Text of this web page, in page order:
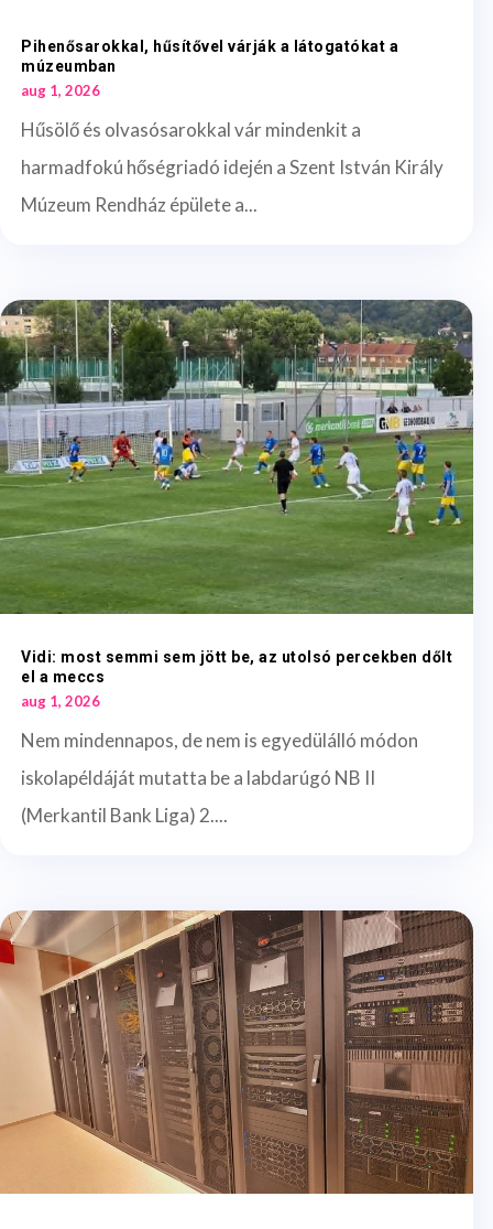
Pihenősarokkal, hűsítővel várják a látogatókat a
múzeumban
aug 1, 2026
Hűsölő és olvasósarokkal vár mindenkit a
harmadfokú hőségriadó idején a Szent István Király
Múzeum Rendház épülete a...
Vidi: most semmi sem jött be, az utolsó percekben dőlt
el a meccs
aug 1, 2026
Nem mindennapos, de nem is egyedülálló módon
iskolapéldáját mutatta be a labdarúgó NB II
(Merkantil Bank Liga) 2....